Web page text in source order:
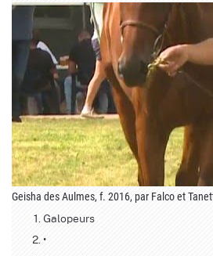
Geisha des Aulmes, f. 2016, par Falco et
Galopeurs
•